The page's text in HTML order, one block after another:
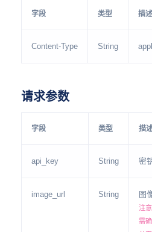
字段 类型 描述
Content-Type String
请求参数
字段 类型 描
api_key String 密
image_url String 图
注
需